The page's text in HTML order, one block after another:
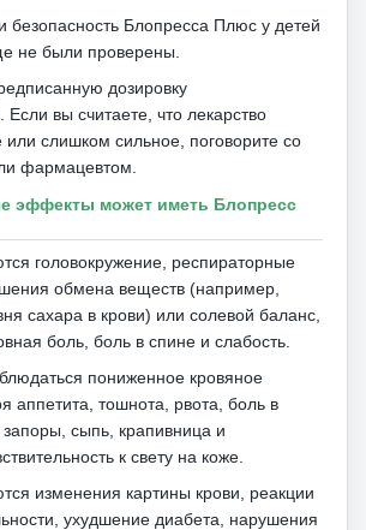
безопасность Блопресса Плюс у детей
не были проверены.
дозировку
Если вы считаете, что лекарство
слишком сильное, поговорите со
фармацевтом.
эффекты может иметь Блопресс
головокружение, респираторные
обмена веществ (например,
сахара в крови) или солевой баланс,
боль, боль в спине и слабость.
пониженное кровяное
аппетита, тошнота, рвота, боль в
сыпь, крапивница и
к свету на коже.
изменения картины крови, реакции
ухудшение диабета, нарушения